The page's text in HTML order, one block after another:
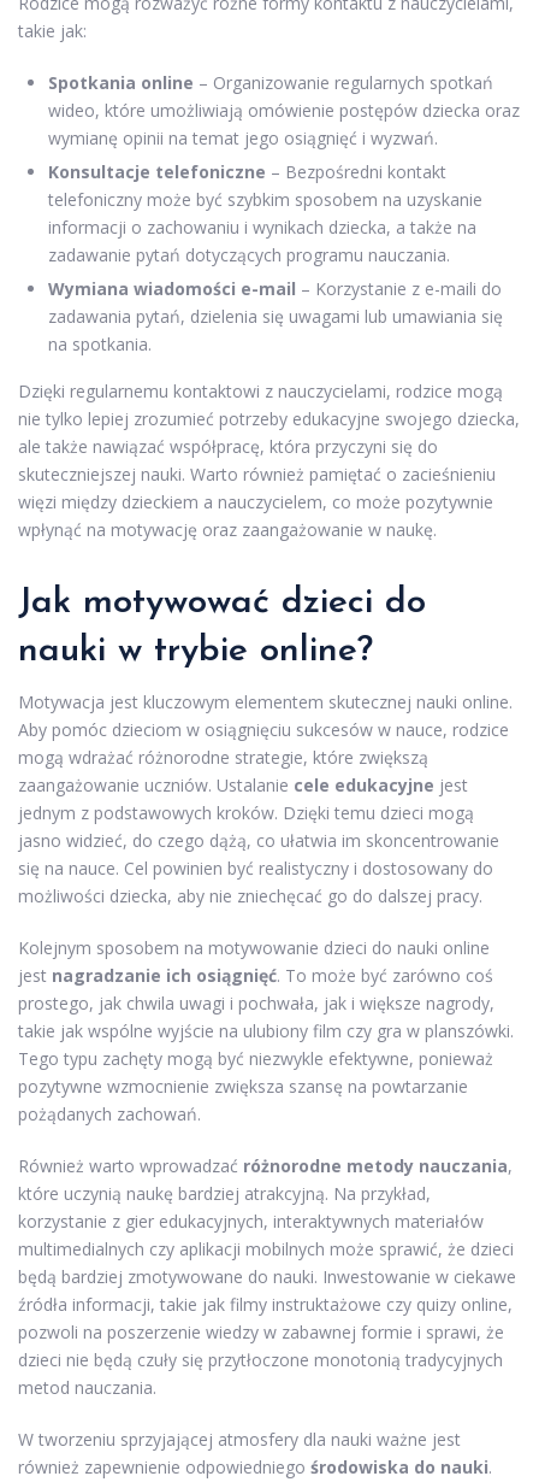
takie jak:
Spotkania online – Organizowanie regularnych spotkań
wideo, które umożliwiają omówienie postępów dziecka oraz
wymianę opinii na temat jego osiągnięć i wyzwań.
Konsultacje telefoniczne – Bezpośredni kontakt
telefoniczny może być szybkim sposobem na uzyskanie
informacji o zachowaniu i wynikach dziecka, a także na
zadawanie pytań dotyczących programu nauczania.
Wymiana wiadomości e-mail – Korzystanie z e-maili do
zadawania pytań, dzielenia się uwagami lub umawiania się
na spotkania.
Dzięki regularnemu kontaktowi z nauczycielami, rodzice mogą
nie tylko lepiej zrozumieć potrzeby edukacyjne swojego dziecka,
ale także nawiązać współpracę, która przyczyni się do
skuteczniejszej nauki. Warto również pamiętać o zacieśnieniu
więzi między dzieckiem a nauczycielem, co może pozytywnie
wpłynąć na motywację oraz zaangażowanie w naukę.
Jak motywować dzieci do
nauki w trybie online?
Motywacja jest kluczowym elementem skutecznej nauki online.
Aby pomóc dzieciom w osiągnięciu sukcesów w nauce, rodzice
mogą wdrażać różnorodne strategie, które zwiększą
zaangażowanie uczniów. Ustalanie cele edukacyjne jest
jednym z podstawowych kroków. Dzięki temu dzieci mogą
jasno widzieć, do czego dążą, co ułatwia im skoncentrowanie
się na nauce. Cel powinien być realistyczny i dostosowany do
możliwości dziecka, aby nie zniechęcać go do dalszej pracy.
Kolejnym sposobem na motywowanie dzieci do nauki online
jest nagradzanie ich osiągnięć. To może być zarówno coś
prostego, jak chwila uwagi i pochwała, jak i większe nagrody,
takie jak wspólne wyjście na ulubiony film czy gra w planszówki.
Tego typu zachęty mogą być niezwykle efektywne, ponieważ
pozytywne wzmocnienie zwiększa szansę na powtarzanie
pożądanych zachowań.
Również warto wprowadzać różnorodne metody nauczania,
które uczynią naukę bardziej atrakcyjną. Na przykład,
korzystanie z gier edukacyjnych, interaktywnych materiałów
multimedialnych czy aplikacji mobilnych może sprawić, że dzieci
będą bardziej zmotywowane do nauki. Inwestowanie w ciekawe
źródła informacji, takie jak filmy instruktażowe czy quizy online,
pozwoli na poszerzenie wiedzy w zabawnej formie i sprawi, że
dzieci nie będą czuły się przytłoczone monotonią tradycyjnych
metod nauczania.
W tworzeniu sprzyjającej atmosfery dla nauki ważne jest
również zapewnienie odpowiedniego środowiska do nauki.